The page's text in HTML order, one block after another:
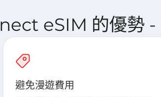
eSIM 的優勢 -
避免漫遊費用